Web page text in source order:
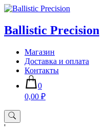
Skip
content
Ballistic Precision
Магазин
Доставка и оплата
Контакты
0
0,00 ₽
'